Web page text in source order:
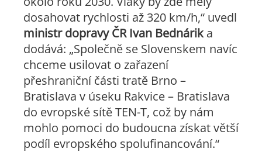
dosahovat rychlosti až 320 km/h,“ uvedl
ministr dopravy ČR Ivan Bednárika
dodává: „Společně se Slovenskem navíc
chceme usilovat o zařazení
přeshraniční části tratě Brno –
Bratislava v úseku Rakvice – Bratislava
do evropské sítě TEN-T, což by nám
mohlo pomoci do budoucna získat větší
podíl evropského spolufinancování.“